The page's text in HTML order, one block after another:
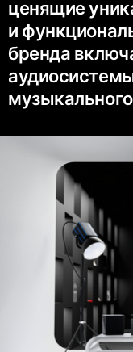
ценящие
и
бренда